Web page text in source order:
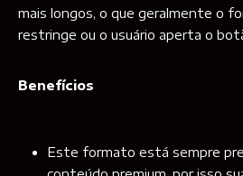
mais longos, o que geralmente o
restringe ou o usuário aperta o
Benefícios
Este formato está sempre